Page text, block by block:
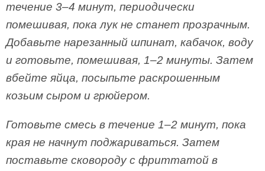
течение 3–4 минут, периодически
помешивая, пока лук не станет прозрачным.
Добавьте нарезанный шпинат, кабачок, воду
и готовьте, помешивая, 1–2 минуты. Затем
вбейте яйца, посыпьте раскрошенным
козьим сыром и грюйером.
Готовьте смесь в течение 1–2 минут, пока
края не начнут поджариваться. Затем
поставьте сковороду с фриттатой в